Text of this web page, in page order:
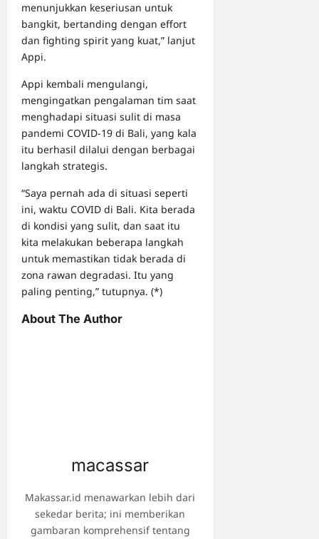
menunjukkan keseriusan untuk
bangkit, bertanding dengan effort
dan fighting spirit yang kuat,” lanjut
Appi.
Appi kembali mengulangi,
mengingatkan pengalaman tim saat
menghadapi situasi sulit di masa
pandemi COVID-19 di Bali, yang kala
itu berhasil dilalui dengan berbagai
langkah strategis.
“Saya pernah ada di situasi seperti
ini, waktu COVID di Bali. Kita berada
di kondisi yang sulit, dan saat itu
kita melakukan beberapa langkah
untuk memastikan tidak berada di
zona rawan degradasi. Itu yang
paling penting,” tutupnya. (*)
About The Author
macassar
Makassar.id menawarkan lebih dari
sekedar berita; ini memberikan
gambaran komprehensif tentang